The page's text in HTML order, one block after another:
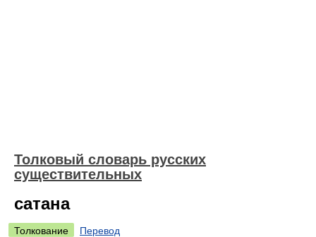
Толковый словарь русских
существительных
сатана
Толкование
Перевод